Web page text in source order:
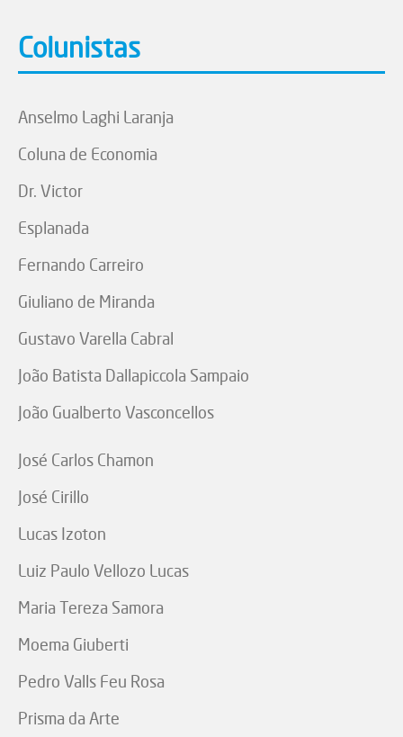
Colunistas
Anselmo Laghi Laranja
Coluna de Economia
Dr. Victor
Esplanada
Fernando Carreiro
Giuliano de Miranda
Gustavo Varella Cabral
João Batista Dallapiccola Sampaio
João Gualberto Vasconcellos
José Carlos Chamon
José Cirillo
Lucas Izoton
Luiz Paulo Vellozo Lucas
Maria Tereza Samora
Moema Giuberti
Pedro Valls Feu Rosa
Prisma da Arte